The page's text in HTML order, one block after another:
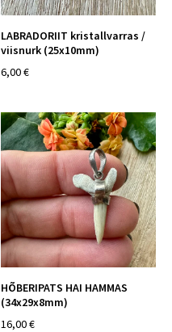
LABRADORIIT kristallvarras /
viisnurk (25x10mm)
6,00 €
HÕBERIPATS HAI HAMMAS
(34x29x8mm)
16,00 €